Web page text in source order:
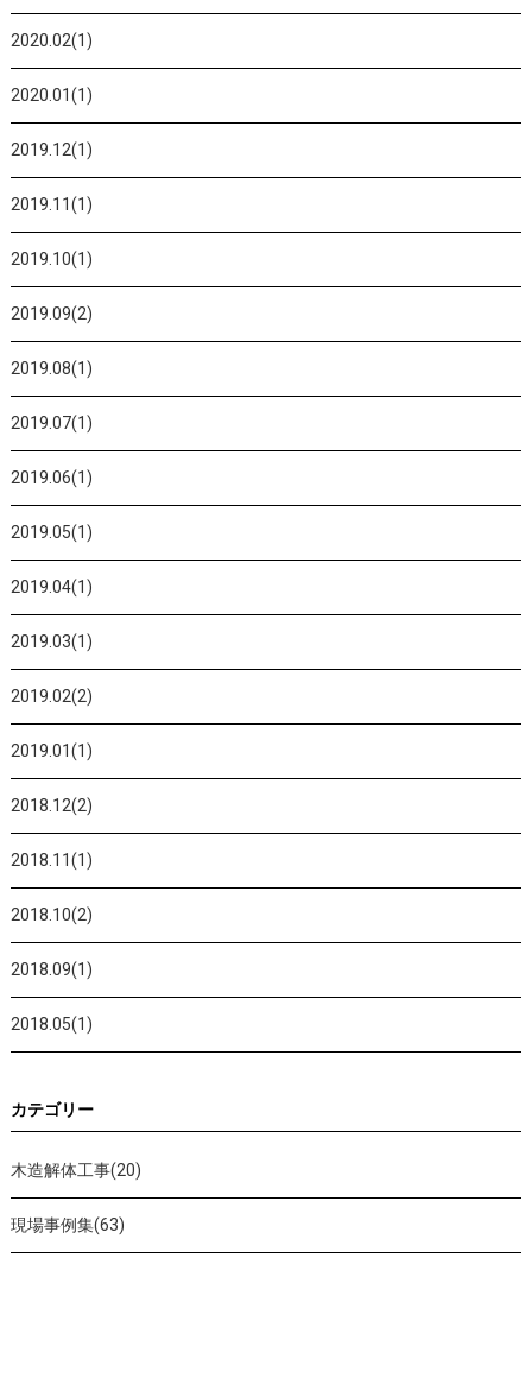
2020.02(1)
2020.01(1)
2019.12(1)
2019.11(1)
2019.10(1)
2019.09(2)
2019.08(1)
2019.07(1)
2019.06(1)
2019.05(1)
2019.04(1)
2019.03(1)
2019.02(2)
2019.01(1)
2018.12(2)
2018.11(1)
2018.10(2)
2018.09(1)
2018.05(1)
カテゴリー
木造解体工事(20)
現場事例集(63)